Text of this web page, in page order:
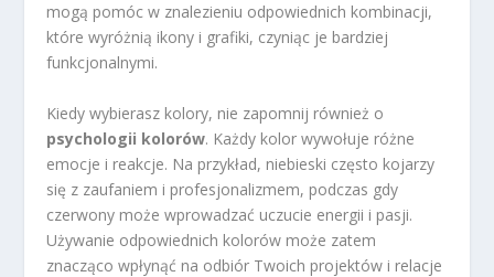
mogą pomóc w znalezieniu odpowiednich kombinacji,
które wyróżnią ikony i grafiki, czyniąc je bardziej
funkcjonalnymi.
Kiedy wybierasz kolory, nie zapomnij również o
psychologii kolorów. Każdy kolor wywołuje różne
emocje i reakcje. Na przykład, niebieski często kojarzy
się z zaufaniem i profesjonalizmem, podczas gdy
czerwony może wprowadzać uczucie energii i pasji.
Używanie odpowiednich kolorów może zatem
znacząco wpłynąć na odbiór Twoich projektów i relacje